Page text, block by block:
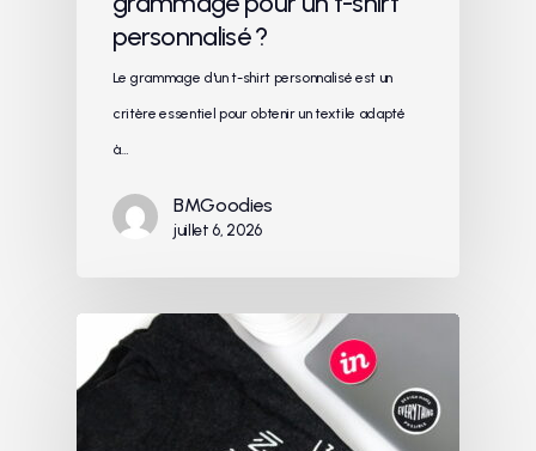
personnalisé ?
Le grammage d'un t-shirt personnalisé est un
critère essentiel pour obtenir un textile adapté
à…
BMGoodies
juillet 6, 2026